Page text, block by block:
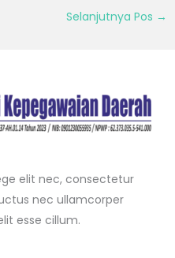
Selanjutnya Pos →
elit nec, consectetur
nec ullamcorper
esse cillum.